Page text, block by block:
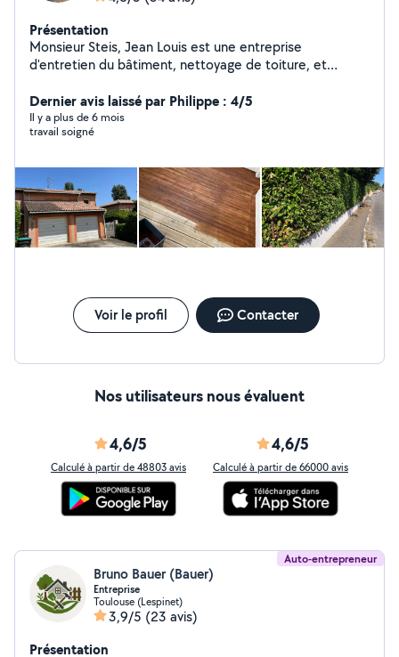
Présentation
Monsieur Steis, Jean Louis est une entreprise
d'entretien du bâtiment, nettoyage de toiture, et
extérieur Entretien d'espaces verts (taille de haie
,abattage d'arbres ,tonte) Équipée de matériel
professionnel. Sérieux et à l'écoute du client.
N'hésitez à faire appel à mon entreprise.
Dernier avis laissé par Philippe : 4/5
Il y a plus de 6 mois
travail soigné
Voir le profil Contacter
Nos utilisateurs nous évaluent
4,6/5
Calculé à partir de 48803 avis
4,6/5
Calculé à partir de 66000 avis
Auto-entrepreneur
Bruno Bauer (Bauer)
Entreprise
Toulouse (Lespinet)
3,9/5 (23 avis)
Présentation